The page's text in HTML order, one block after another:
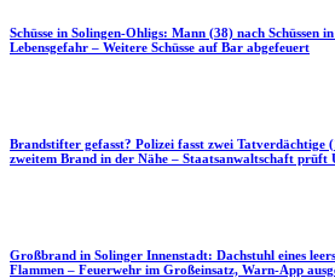
Schüsse in Solingen-Ohligs: Mann (38) nach Schüssen
Lebensgefahr – Weitere Schüsse auf Bar abgefeuert
Brandstifter gefasst? Polizei fasst zwei Tatverdächtige
zweitem Brand in der Nähe – Staatsanwaltschaft prüft
Großbrand in Solinger Innenstadt: Dachstuhl eines
Flammen – Feuerwehr im Großeinsatz, Warn-App